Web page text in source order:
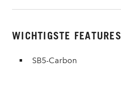
WICHTIGSTE FEATURES
SB5-Carbon